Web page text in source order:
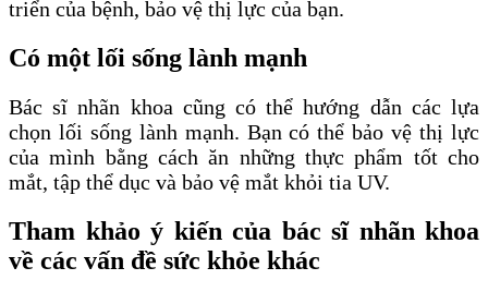
triển của bệnh, bảo vệ thị lực của bạn.
Có một lối sống lành mạnh
Bác sĩ nhãn khoa cũng có thể hướng dẫn các lựa
chọn lối sống lành mạnh. Bạn có thể bảo vệ thị lực
của mình bằng cách ăn những thực phẩm tốt cho
mắt, tập thể dục và bảo vệ mắt khỏi tia UV.
Tham khảo ý kiến của bác sĩ nhãn khoa
về các vấn đề sức khỏe khác